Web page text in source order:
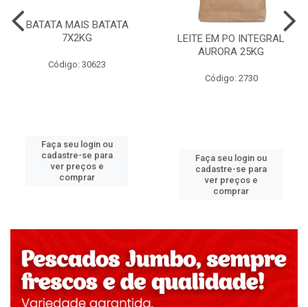
BATATA MAIS BATATA
7X2KG
Código: 30623
Faça seu login ou
cadastre-se para
ver preços e
comprar
LEITE EM PO INTEGRAL
AURORA 25KG
Código: 2730
Faça seu login ou
cadastre-se para
ver preços e
comprar